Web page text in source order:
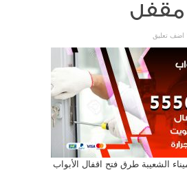
مقفل
اضف تعليق
الشعيبة طرق فتح اقفال الأبواب